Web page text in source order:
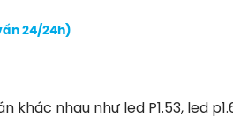
24/24h)
nhau như led P1.53, led